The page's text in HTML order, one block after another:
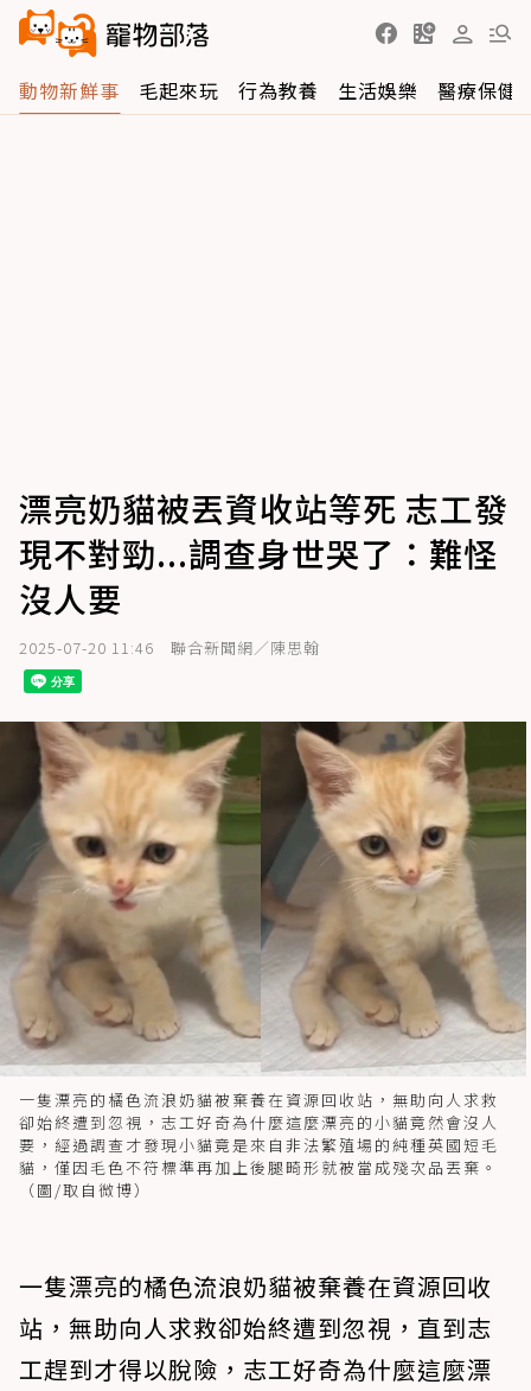
動物新鮮事 毛起來玩 行為教養 生活娛樂 醫療保健
漂亮奶貓被丟資收站等死 志工發
現不對勁...調查身世哭了：難怪
沒人要
2025-07-20 11:46 聯合新聞網／陳思翰
一隻漂亮的橘色流浪奶貓被棄養在資源回收站，無助向人求救
卻始終遭到忽視，志工好奇為什麼這麼漂亮的小貓竟然會沒人
要，經過調查才發現小貓竟是來自非法繁殖場的純種英國短毛
貓，僅因毛色不符標準再加上後腿畸形就被當成殘次品丟棄。
（圖/取自微博）
一隻漂亮的橘色流浪奶貓被棄養在資源回收
站，無助向人求救卻始終遭到忽視，直到志
工趕到才得以脫險，志工好奇為什麼這麼漂